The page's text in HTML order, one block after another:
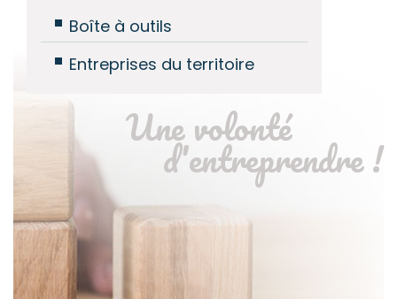
Boîte à outils
Entreprises du territoire
Une volonté
d'entreprendre !